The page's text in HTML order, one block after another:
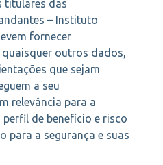
titulares das
– Instituto
fornecer
outros dados,
que sejam
a seu
relevância para a
de benefício e risco
para a segurança e suas